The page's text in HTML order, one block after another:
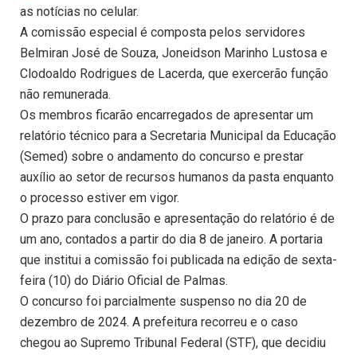
as notícias no celular.
A comissão especial é composta pelos servidores
Belmiran José de Souza, Joneidson Marinho Lustosa e
Clodoaldo Rodrigues de Lacerda, que exercerão função
não remunerada.
Os membros ficarão encarregados de apresentar um
relatório técnico para a Secretaria Municipal da Educação
(Semed) sobre o andamento do concurso e prestar
auxílio ao setor de recursos humanos da pasta enquanto
o processo estiver em vigor.
O prazo para conclusão e apresentação do relatório é de
um ano, contados a partir do dia 8 de janeiro. A portaria
que institui a comissão foi publicada na edição de sexta-
feira (10) do Diário Oficial de Palmas.
O concurso foi parcialmente suspenso no dia 20 de
dezembro de 2024. A prefeitura recorreu e o caso
chegou ao Supremo Tribunal Federal (STF), que decidiu